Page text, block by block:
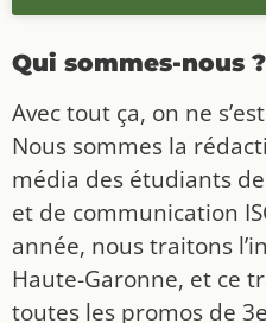
Qui sommes-nous ?
Avec tout ça, on ne
Nous sommes la
média des étudiants
et de communication
année, nous traitons
Haute-Garonne, et ce
toutes les promos de